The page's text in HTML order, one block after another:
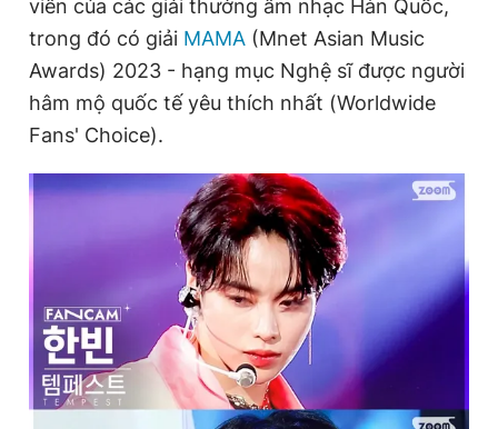
viên của các giải thưởng âm nhạc Hàn Quốc,
trong đó có giải MAMA (Mnet Asian Music
Awards) 2023 - hạng mục Nghệ sĩ được người
hâm mộ quốc tế yêu thích nhất (Worldwide
Fans' Choice).